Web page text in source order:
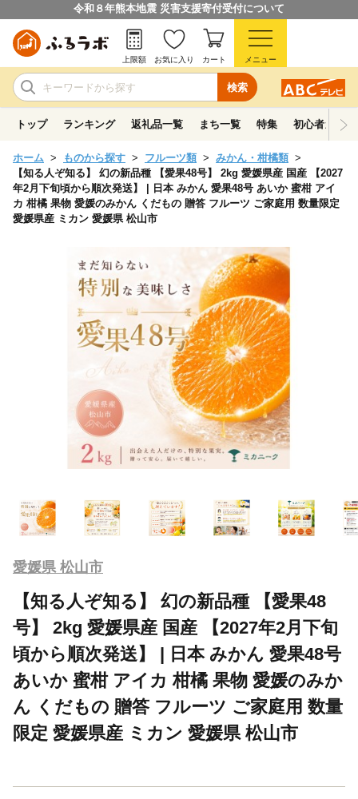
令和８年熊本地震 災害支援寄付受付について
検索
上限額 お気に入り カート メニュー
トップ ランキング 返礼品一覧 まち一覧 特集 初心者ガイド
ホーム ものから探す フルーツ類
みかん・柑橘類
【知る人ぞ知る】 幻の新品種 【愛果48号】 2kg 愛媛県産 国産 【2027
年2月下旬頃から順次発送】 | 日本 みかん 愛果48号 あいか 蜜柑 アイ
カ 柑橘 果物 愛媛のみかん くだもの 贈答 フルーツ ご家庭用 数量限定
愛媛県産 ミカン 愛媛県 松山市
愛媛県 松山市
【知る人ぞ知る】 幻の新品種 【愛果48
号】 2kg 愛媛県産 国産 【2027年2月下旬
頃から順次発送】 | 日本 みかん 愛果48号
あいか 蜜柑 アイカ 柑橘 果物 愛媛のみか
ん くだもの 贈答 フルーツ ご家庭用 数量
限定 愛媛県産 ミカン 愛媛県 松山市